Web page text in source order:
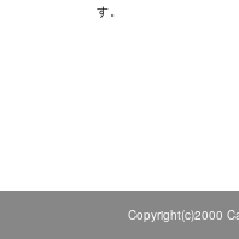
す。
Copyright(c)2000